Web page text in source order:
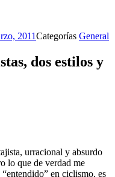
2011Categorías General
dos estilos y
urracional y absurdo
lo que de verdad me
en ciclismo, es